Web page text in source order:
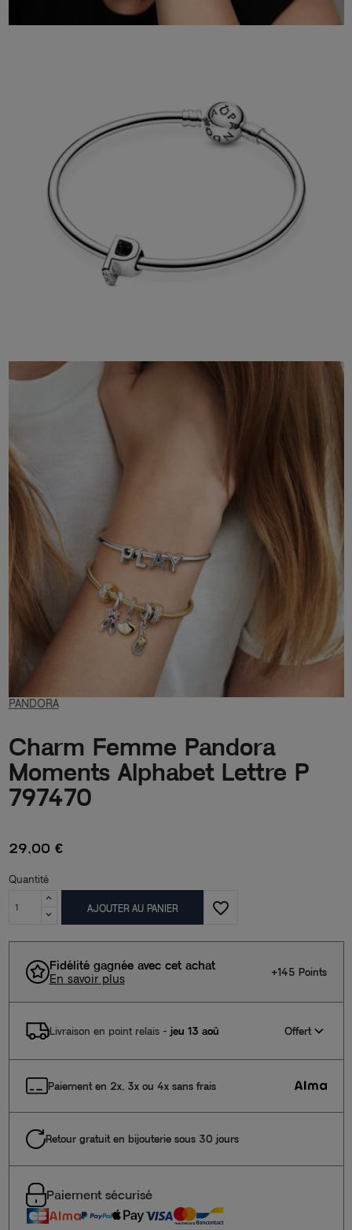
PANDORA
Charm Femme Pandora
Moments Alphabet Lettre P
797470
29,00 €
Quantité
AJOUTER AU PANIER favorite_border
Fidélité gagnée avec cet achat
En savoir plus
+145 Points
Livraison en point relais- jeu 13 aoû Offert
Paiement en 2x, 3x ou 4x sans frais
Retour gratuit en bijouterie sous 30 jours
Paiement sécurisé